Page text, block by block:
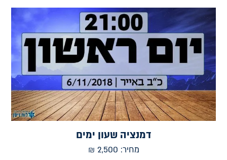
דמנציה שעון ימים
מחיר: 2,500
₪